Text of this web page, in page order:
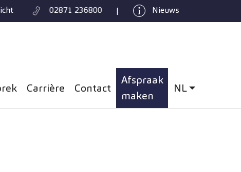
02871 236800 | Nieuws
Carrière Contact
Afspraak
maken
:
NL